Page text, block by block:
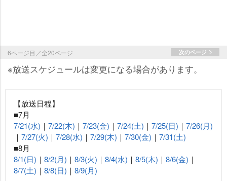
6ページ目／全20ページ 次のページ
※放送スケジュールは変更になる場合があります。
【放送日程】
■7月
7/21(水) ｜ 7/22(木) ｜ 7/23(金) ｜ 7/24(土) ｜ 7/25(日) ｜ 7/26(月)
｜ 7/27(火) ｜ 7/28(水) ｜ 7/29(木) ｜ 7/30(金) ｜ 7/31(土)
■8月
8/1(日) ｜ 8/2(月) ｜ 8/3(火) ｜ 8/4(水) ｜ 8/5(木) ｜ 8/6(金) ｜
8/7(土) ｜ 8/8(日) ｜ 8/9(月)